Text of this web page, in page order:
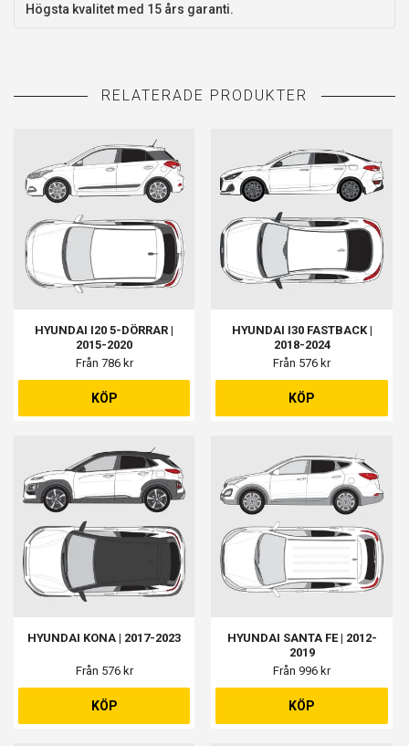
Högsta kvalitet med 15 års garanti.
HYUNDAI I20 5-DÖRRAR |
2015-2020
Från 786 kr
KÖP
HYUNDAI I30 FASTBACK |
2018-2024
Från 576 kr
KÖP
HYUNDAI KONA | 2017-2023
Från 576 kr
KÖP
HYUNDAI SANTA FE | 2012-
2019
Från 996 kr
KÖP